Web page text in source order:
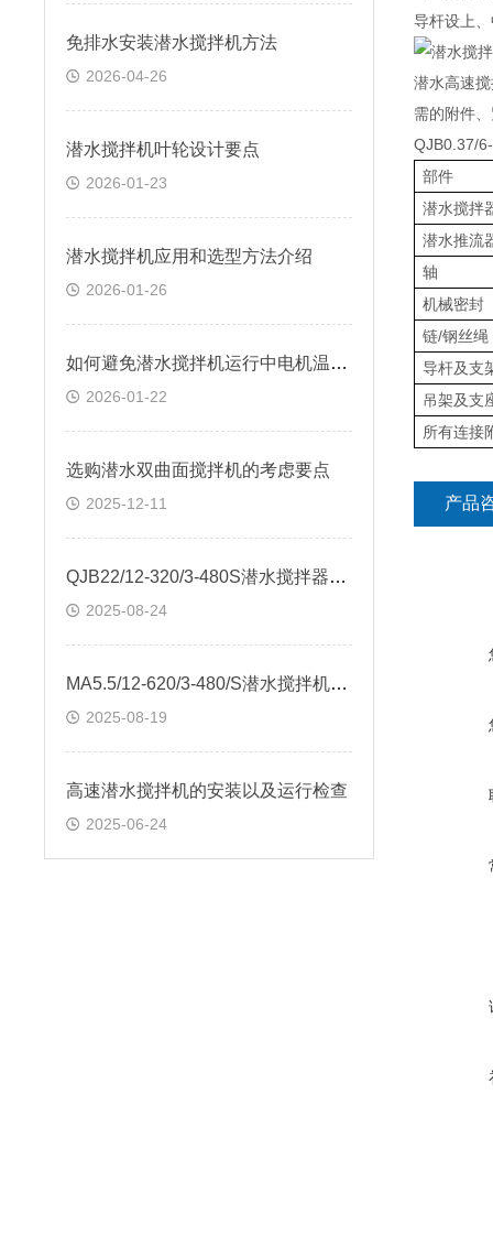
免排水安装潜水搅拌机方法
2026-04-26
潜水搅拌机叶轮设计要点
2026-01-23
潜水搅拌机应用和选型方法介绍
2026-01-26
如何避免潜水搅拌机运行中电机温度过高
2026-01-22
选购潜水双曲面搅拌机的考虑要点
2025-12-11
QJB22/12-320/3-480S潜水搅拌器试验报告
2025-08-24
MA5.5/12-620/3-480/S潜水搅拌机悬挂式安装
2025-08-19
高速潜水搅拌机的安装以及运行检查
2025-06-24
导杆设上
潜水搅
潜水高速
需的附件
QJB0.37/
部件
潜水搅拌
潜水推流
轴
机械密封
链/钢丝绳
导杆及支
吊架及支
所有连接
产品